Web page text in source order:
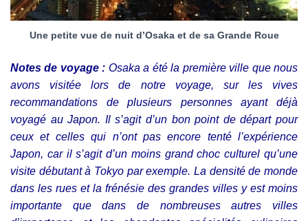
Une petite vue de nuit d’Osaka et de sa Grande Roue
Notes de voyage : Osaka a été la première ville que nous
avons visitée lors de notre voyage, sur les vives
recommandations de plusieurs personnes ayant déjà
voyagé au Japon. Il s’agit d’un bon point de départ pour
ceux et celles qui n’ont pas encore tenté l’expérience
Japon, car il s’agit d’un moins grand choc culturel qu’une
visite débutant à Tokyo par exemple. La densité de monde
dans les rues et la frénésie des grandes villes y est moins
importante que dans de nombreuses autres villes